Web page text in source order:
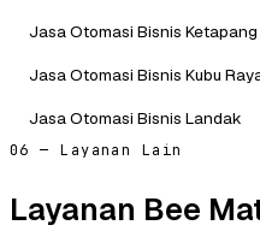
Jasa Otomasi Bisnis Ketapang
Jasa Otomasi Bisnis Kubu
Jasa Otomasi Bisnis Landak
06 — Layanan Lain
Layanan Bee